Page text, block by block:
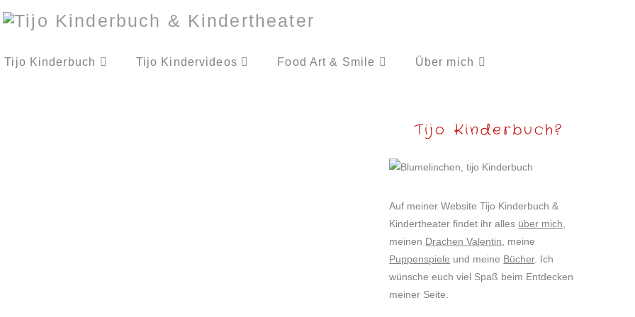
Tijo Kinderbuch Tijo Kindervideos Food Art & Smile Über mich
Tijo Kinderbuch?
Auf meiner Website Tijo Kinderbuch &
Kindertheater findet ihr alles über mich
meinen Drachen Valentin , meine
Puppenspiele und meine Bücher. Ich
wünsche euch viel Spaß beim Entdecken
meiner Seite.